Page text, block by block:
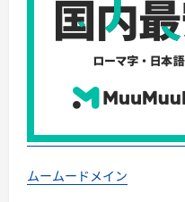
つ
い
て
さ
ら
に
む
ムームードメイン